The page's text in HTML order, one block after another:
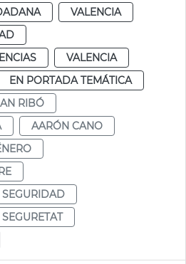
VALENCIA
VALENCIA
EN PORTADA TEMÁTICA
RIBÓ
AARÓN CANO